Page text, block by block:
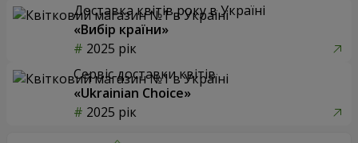
Доставка квітів року в Україні
«Вибір країни»
2025 рік
Сервіс доставки квітів
«Ukrainian Choice»
2025 рік